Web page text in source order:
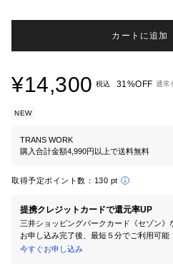
カートに追加
¥14,300 税込 31%OFF 通常
NEW
TRANS WORK
購入合計金額4,990円以上で送料無料
取得予定ポイント数： 130 pt
提携クレジットカードで還元率UP
三井ショッピングパークカード《セゾン》
お申し込み完了後、最短５分でご利用可能！
今すぐお申し込み